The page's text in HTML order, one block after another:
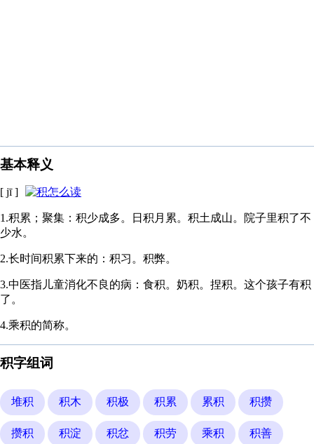
基本释义
[ jī ]
1.积累；聚集：积少成多。日积月累。积土成山。院子里积了不
少水。
2.长时间积累下来的：积习。积弊。
3.中医指儿童消化不良的病：食积。奶积。捏积。这个孩子有积
了。
4.乘积的简称。
积字组词
堆积 积木 积极 积累 累积 积攒
攒积 积淀 积忿 积劳 乘积 积善